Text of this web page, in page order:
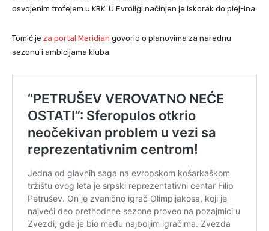
osvojenim trofejem u KRK. U Evroligi načinjen je iskorak do plej-ina.
Tomić je za portal Meridian govorio o planovima za narednu
sezonu i ambicijama kluba.